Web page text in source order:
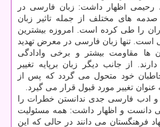
رحیمی اظهار داشت: زبان فارسی در
های مختلف از جمله تاثیر زبان
را طی كرده است. امروزه بیشترین
است. تنها زبان فارسی در معرض تهدید
ها مقاومت بیشتر و برخی وادادگی
از جانب دیگر زبان برپایه تغییر
خود متحول می گردد كه پس از
عنوان تغییر مورد قبول قرار می گیرد.
و ادب فارسی جدی ندانستن خطرات را
دانست و اظهار داشت: همه مسئولیت
فرهنگستان می دانند در حالی كه این